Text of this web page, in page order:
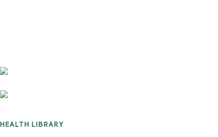
HEALTH LIBRARY